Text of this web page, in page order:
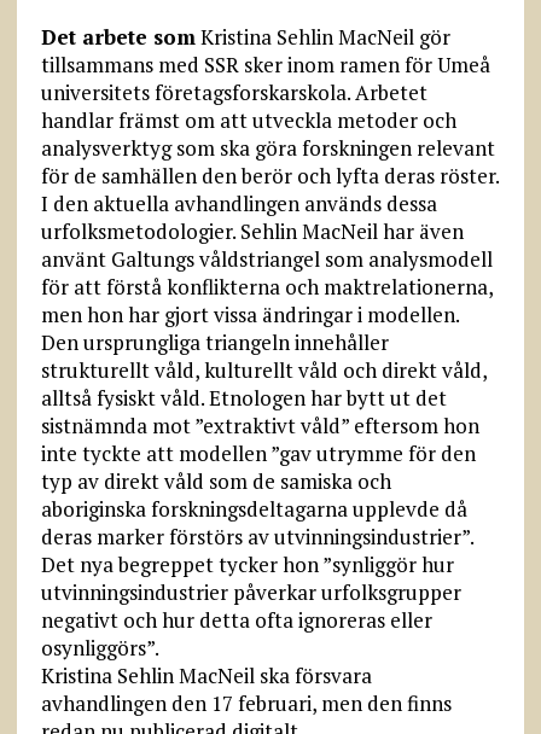
Det arbete somKristina Sehlin MacNeil gör
tillsammans med SSR sker inom ramen för Umeå
universitets företagsforskarskola. Arbetet
handlar främst om att utveckla metoder och
analysverktyg som ska göra forskningen relevant
för de samhällen den berör och lyfta deras röster.
I den aktuella avhandlingen används dessa
urfolksmetodologier. Sehlin MacNeil har även
använt Galtungs våldstriangel som analysmodell
för att förstå konflikterna och maktrelationerna,
men hon har gjort vissa ändringar i modellen.
Den ursprungliga triangeln innehåller
strukturellt våld, kulturellt våld och direkt våld,
alltså fysiskt våld. Etnologen har bytt ut det
sistnämnda mot ”extraktivt våld” eftersom hon
inte tyckte att modellen ”gav utrymme för den
typ av direkt våld som de samiska och
aboriginska forskningsdeltagarna upplevde då
deras marker förstörs av utvinnings­industrier”.
Det nya begreppet tycker hon ”synliggör hur
utvinningsindustrier påverkar urfolksgrupper
negativt och hur detta ofta ignoreras eller
osynliggörs”.
Kristina Sehlin MacNeil ska försvara
avhandlingen den 17 februari, men den finns